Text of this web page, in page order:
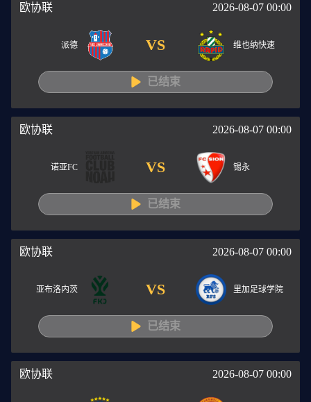
欧协联 2026-08-07 00:00
派德 VS 维也纳快速
已结束
欧协联 2026-08-07 00:00
诺亚FC VS 锡永
已结束
欧协联 2026-08-07 00:00
亚布洛内茨 VS 里加足球学院
已结束
欧协联 2026-08-07 00:00